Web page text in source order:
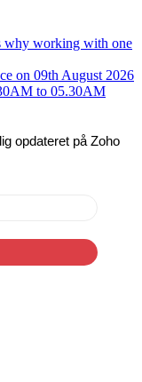
why working with one
on 09th August 2026
to 05.30AM
opdateret på Zoho